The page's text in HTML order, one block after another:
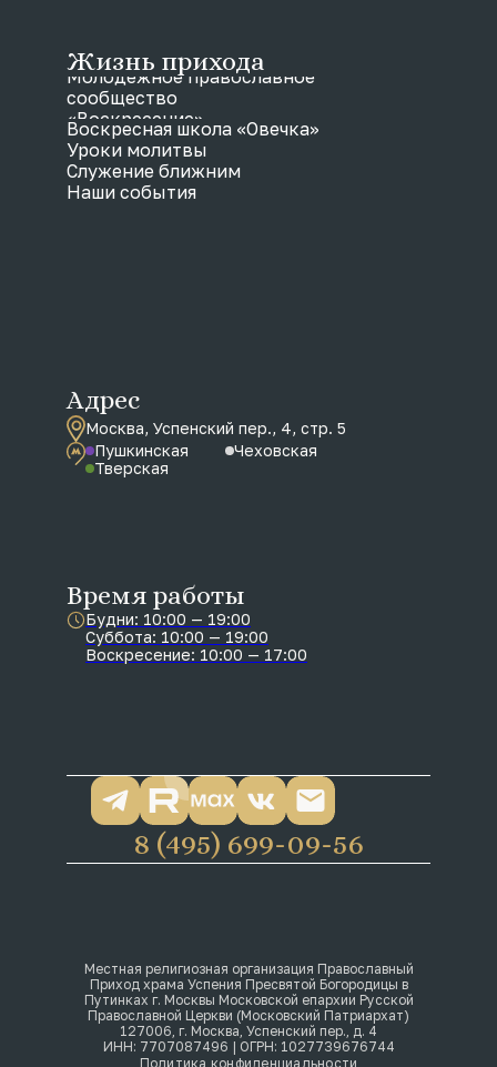
Местная религиозная организация Православный
Приход храма Успения Пресвятой Богородицы в
Путинках г. Москвы Московской епархии Русской
Православной Церкви (Московский Патриархат)
127006, г. Москва, Успенский пер., д. 4
ИНН: 7707087496 | ОГРН: 1027739676744
Политика конфиденциальности
8 (495) 699-09-56
Адрес
Москва, Успенский пер., 4, стр. 5
Пушкинская
Чеховская
Тверская
Время работы
Будни: 10:00 — 19:00
Суббота: 10:00 — 19:00
Воскресение: 10:00 — 17:00
Жизнь прихода
Молодежное православное
сообщество
«Воскресение»
Воскресная школа «Овечка»
Уроки молитвы
Служение ближним
Наши события